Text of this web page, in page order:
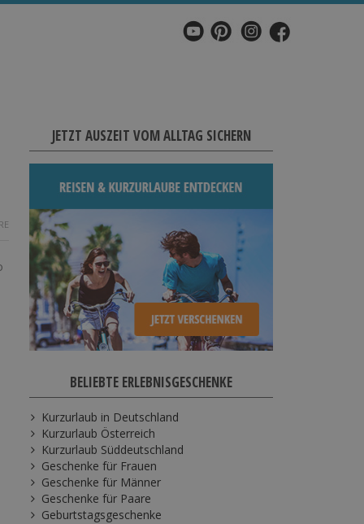
JETZT AUSZEIT VOM ALLTAG SICHERN
BELIEBTE ERLEBNISGESCHENKE
Kurzurlaub in Deutschland
Kurzurlaub Österreich
Kurzurlaub Süddeutschland
Geschenke für Frauen
Geschenke für Männer
Geschenke für Paare
Geburtstagsgeschenke